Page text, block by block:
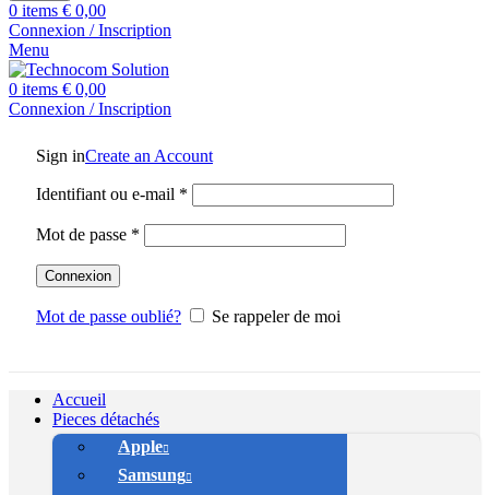
0 items € 0,00
Connexion / Inscription
Menu
0 items € 0,00
Connexion / Inscription
Sign inCreate an Account
Identifiant ou e-mail *
Mot de passe *
Connexion
Mot de passe oublié? Se rappeler de moi
Accueil
Pieces détachés
Apple
Samsung